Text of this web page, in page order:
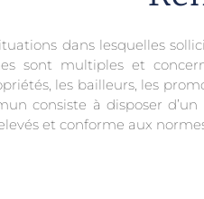
dans lesquelles
sont multiples et
les bailleurs, les
consiste à disposer
et conforme aux